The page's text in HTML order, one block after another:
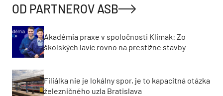
OD PARTNEROV ASB
Akadémia praxe v spoločnosti Klimak: Zo
školských lavíc rovno na prestížne stavby
Filiálka nie je lokálny spor, je to kapacitná otázka
železničného uzla Bratislava